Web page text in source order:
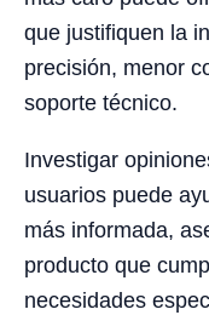
que justifiquen la
precisión, menor
soporte técnico.
Investigar
usuarios puede
más informada,
producto que
necesidades